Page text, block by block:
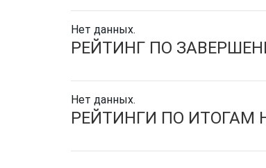
Нет данных.
РЕЙТИНГ ПО
Нет данных.
РЕЙТИНГИ ПО ИТОГАМ